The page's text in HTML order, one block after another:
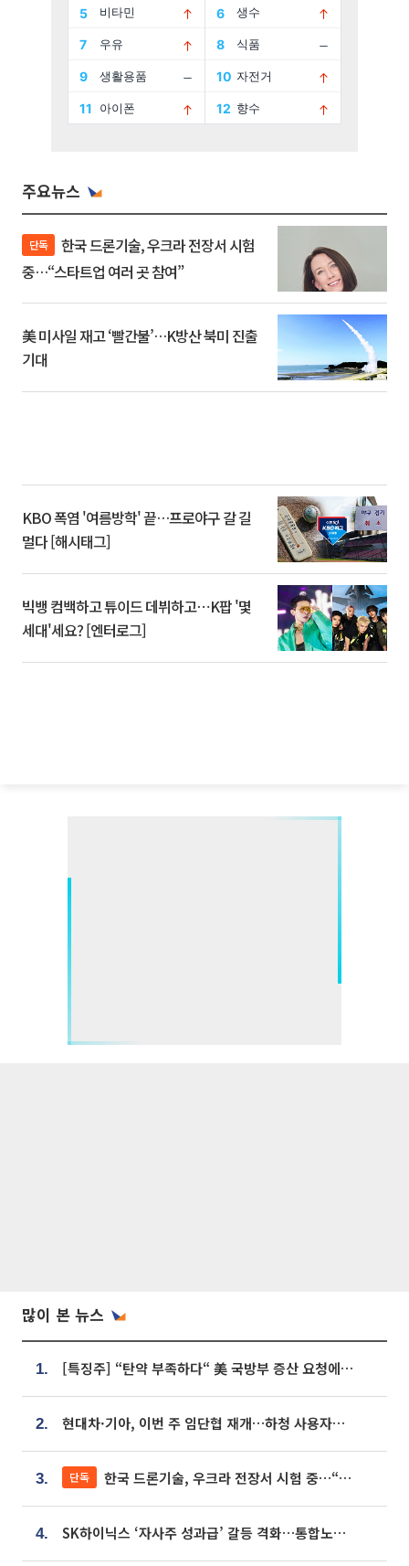
주요뉴스
단독
중…“스타트업 여러 곳 참여”
美 미사일 재고 ‘빨간불’…K방산 북미 진출
기대
KBO 폭염 '여름방학' 끝…프로야구 갈 길
멀다 [해시태그]
빅뱅 컴백하고 튜이드 데뷔하고⋯K팝 '몇
세대'세요? [엔터로그]
많이 본 뉴스
1. [특징주] “탄약 부족하다“ 美 국방부 증산 요청에⋯국내 방산주 급등세
2. 현대차·기아, 이번 주 임단협 재개…하청 사용자성 재심도 ‘변수’
3. 단독 한국 드론기술, 우크라 전장서 시험 중…“스타트업 여러 곳 참여”
4. SK하이닉스 ‘자사주 성과급’ 갈등 격화…통합노조 출범 움직임